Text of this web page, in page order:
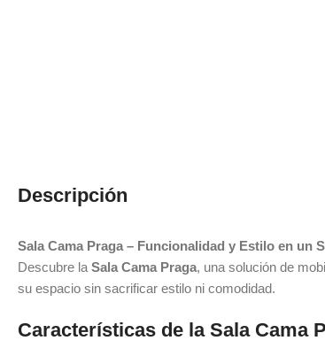
Descripción
Sala Cama Praga – Funcionalidad y Estilo en un
Descubre la Sala Cama Praga, una solución de
su espacio sin sacrificar estilo ni comodidad.
Características de la Sala Cama